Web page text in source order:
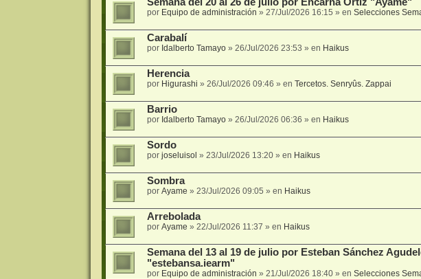
por Equipo de administración » 27/Jul/2026 16:15 » en Selecciones
Carabalí
por Idalberto Tamayo» 26/Jul/2026 23:53 » en Haikus
Herencia
por Higurashi » 26/Jul/2026 09:46 » en Tercetos. Senryûs. Zappai
Barrio
por Idalberto Tamayo» 26/Jul/2026 06:36 » en Haikus
Sordo
por joseluisol » 23/Jul/2026 13:20» en Haikus
Sombra
por Ayame » 23/Jul/2026 09:05 » en Haikus
Arrebolada
por Ayame » 22/Jul/2026 11:37 » en Haikus
Semana del 13 al 19 de julio por Esteban Sánchez
"estebansa.iearm"
por Equipo de administración » 21/Jul/2026 18:40» en Selecciones